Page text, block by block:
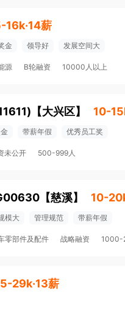
16k·14薪
金 领导好 发展空间大
源 B轮融资 10000人以上
【大兴区】 10-
带薪年假 优秀员工奖
未公开 500-999人
【慈溪】 10-
模大 管理规范 带薪年假
零部件及配件 战略融资 1000-
29k·13薪